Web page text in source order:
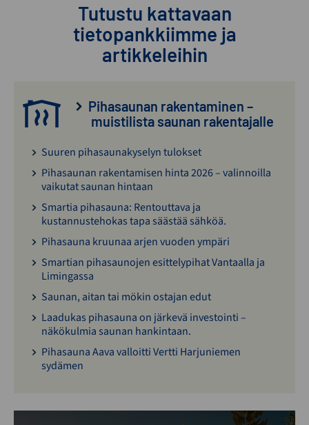
Tutustu kattavaan
tietopankkiimme ja
artikkeleihin
Pihasaunan rakentaminen –
muistilista saunan rakentajalle
Suuren pihasaunakyselyn tulokset
Pihasaunan rakentamisen hinta 2026 – valinnoilla
vaikutat saunan hintaan
Smartia pihasauna: Rentouttava ja
kustannustehokas tapa säästää sähköä.
Pihasauna kruunaa arjen vuoden ympäri
Smartian pihasaunojen esittelypihat Vantaalla ja
Limingassa
Saunan, aitan tai mökin ostajan edut
Laadukas pihasauna on järkevä investointi –
näkökulmia saunan hankintaan.
Pihasauna Aava valloitti Vertti Harjuniemen
sydämen